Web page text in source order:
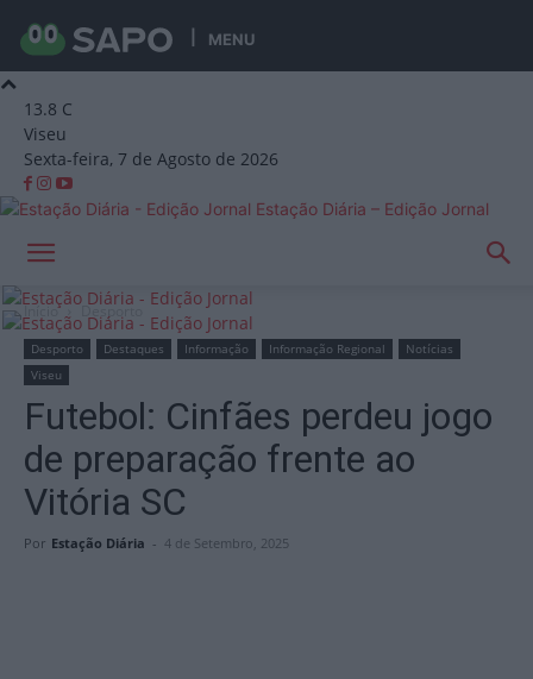
MENU
13.8 C
Viseu
Sexta-feira, 7 de Agosto de 2026
Estação Diária – Edição Jornal
Início Desporto
Desporto Destaques Informação Informação Regional
Notícias
Viseu
Futebol: Cinfães perdeu jogo
de preparação frente ao
Vitória SC
Por Estação Diária - 4 de Setembro, 2025